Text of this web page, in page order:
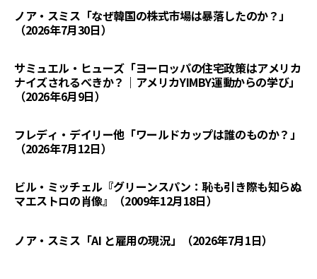
ノア・スミス「なぜ韓国の株式市場は暴落したのか？」
（2026年7月30日）
サミュエル・ヒューズ「ヨーロッパの住宅政策はアメリカ
ナイズされるべきか？｜アメリカYIMBY運動からの学び」
（2026年6月9日）
フレディ・デイリー他「ワールドカップは誰のものか？」
（2026年7月12日）
ビル・ミッチェル『グリーンスパン：恥も引き際も知らぬ
マエストロの肖像』（2009年12月18日）
ノア・スミス「AI と雇用の現況」（2026年7月1日）